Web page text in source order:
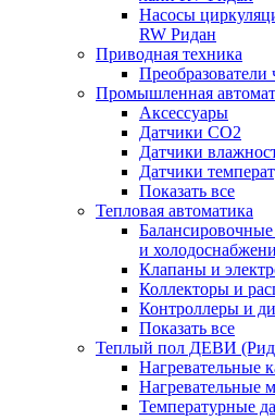
Насосы
RW Ридан
Приводная техника
Преобразователи
Промышленная
Аксессуары
Датчики CO2
Датчики
Датчики
Показать все
Тепловая автоматика
и
Клапаны и
Коллекторы и
Контроллеры и
Показать все
Теплый пол ДЕВИ
Нагревательные
Нагревательные
Температурные